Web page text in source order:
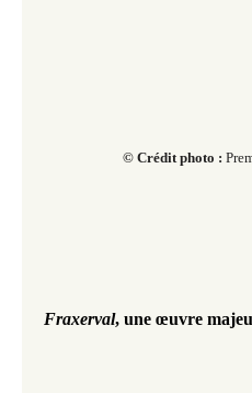
© Crédit photo :
Fraxerval, une œuvre